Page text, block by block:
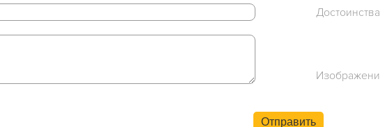
Достоинства
Отправить